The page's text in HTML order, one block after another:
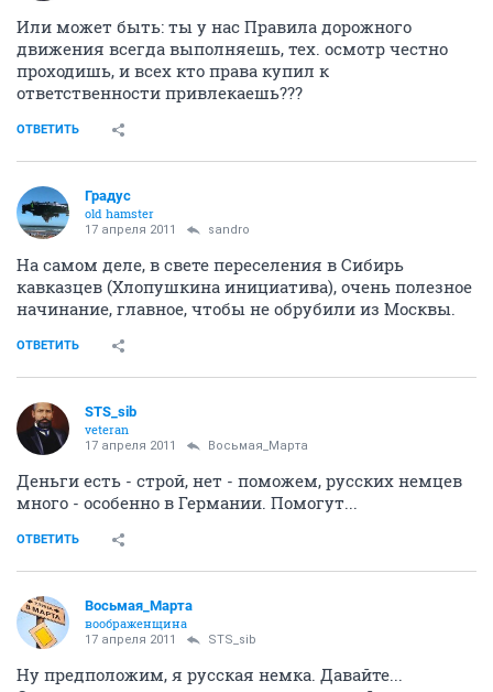
Или может быть: ты у нас Правила дорожного
движения всегда выполняешь, тех. осмотр честно
проходишь, и всех кто права купил к
ответственности привлекаешь???
ОТВЕТИТЬ
Градус
old hamster
17 апреля 2011 sandro
На самом деле, в свете переселения в Сибирь
кавказцев (Хлопушкина инициатива), очень полезное
начинание, главное, чтобы не обрубили из Москвы.
ОТВЕТИТЬ
STS_sib
veteran
17 апреля 2011 Восьмая_Марта
Деньги есть - строй, нет - поможем, русских немцев
много - особенно в Германии. Помогут...
ОТВЕТИТЬ
Восьмая_Марта
воображенщина
17 апреля 2011 STS_sib
Ну предположим, я русская немка. Давайте...